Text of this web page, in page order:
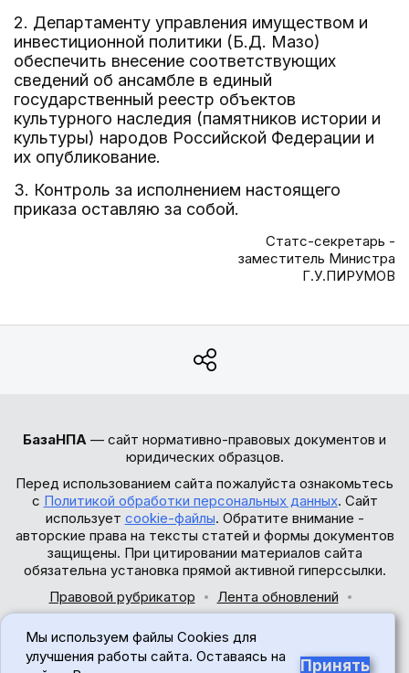
2. Департаменту управления имуществом и
инвестиционной политики (Б.Д. Мазо)
обеспечить внесение соответствующих
сведений об ансамбле в единый
государственный реестр объектов
культурного наследия (памятников истории и
культуры) народов Российской Федерации и
их опубликование.
3. Контроль за исполнением настоящего
приказа оставляю за собой.
Статс-секретарь -
заместитель Министра
Г.У.ПИРУМОВ
БазаНПА — сайт нормативно-правовых документов и
юридических образцов.
Перед использованием сайта пожалуйста ознакомьтесь
с Политикой обработки персональных данных. Сайт
использует cookie-файлы. Обратите внимание -
авторские права на тексты статей и формы документов
защищены. При цитировании материалов сайта
обязательна установка прямой активной гиперссылки.
Правовой рубрикатор
Лента обновлений
© 2017-2026
Мы используем файлы Cookies для
улучшения работы сайта. Оставаясь на
Принять